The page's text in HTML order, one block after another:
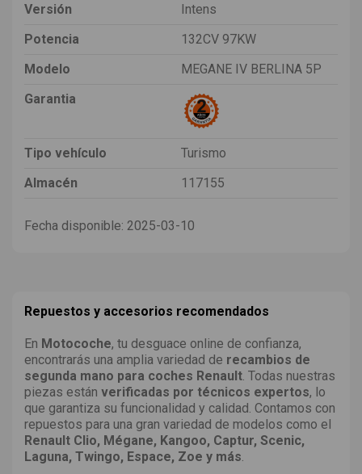
Versión
Intens
Potencia
132CV 97KW
Modelo
MEGANE IV BERLINA 5P
Garantia
Tipo vehículo
Turismo
Almacén
117155
Fecha disponible: 2025-03-10
Repuestos y accesorios recomendados
En Motocoche, tu desguace online de confianza,
encontrarás una amplia variedad de recambios de
segunda mano para coches Renault . Todas nuestras
piezas están verificadas por técnicos expertos, lo
que garantiza su funcionalidad y calidad. Contamos con
repuestos para una gran variedad de modelos como el
Renault Clio, Mégane, Kangoo, Captur, Scenic,
Laguna, Twingo, Espace, Zoe y más